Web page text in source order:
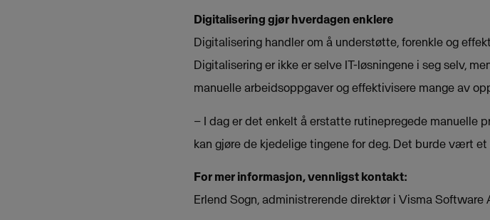
Digitalisering gjør hverdagen enklere
Digitalisering handler om å understøtte, forenkle og
Digitalisering er ikke er selve IT-løsningene i seg selv,
manuelle arbeidsoppgaver og effektivisere mange av
– I dag er det enkelt å erstatte rutinepregede manuelle
kan gjøre de kjedelige tingene for deg. Det burde vært
For mer informasjon, vennligst kontakt:
Erlend Sogn, administrerende direktør i Visma